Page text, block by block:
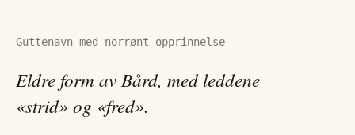
Guttenavn med norrønt opprinnelse
Eldre form av Bård, med leddene
«strid» og «fred».